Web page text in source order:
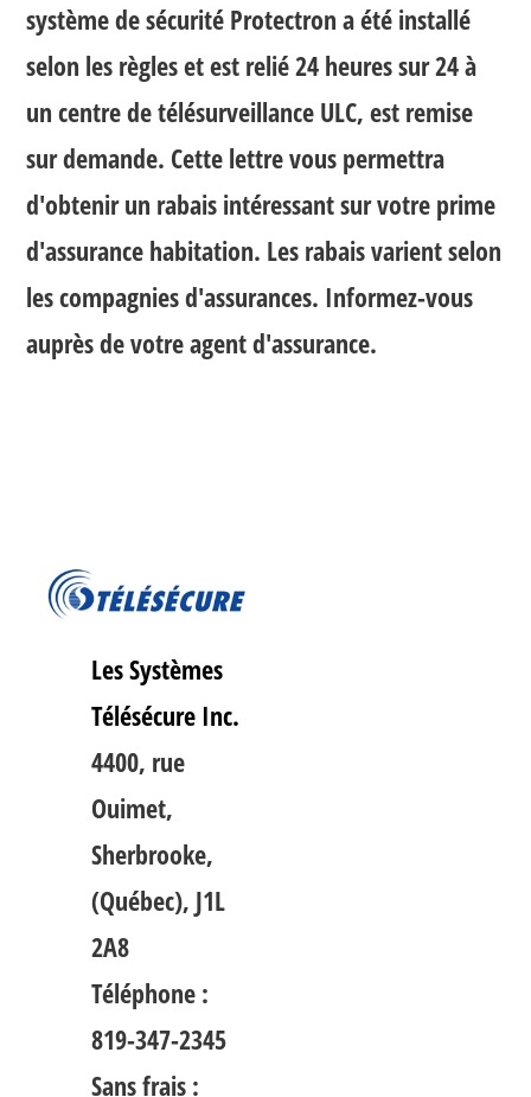
système de sécurité Protectron a été installé
selon les règles et est relié 24 heures sur 24 à
un centre de télésurveillance ULC, est remise
sur demande. Cette lettre vous permettra
d'obtenir un rabais intéressant sur votre prime
d'assurance habitation. Les rabais varient selon
les compagnies d'assurances. Informez-vous
auprès de votre agent d'assurance.
Les Systèmes
Télésécure Inc.
4400, rue
Ouimet,
Sherbrooke,
(Québec), J1L
2A8
Téléphone :
819-347-2345
Sans frais :